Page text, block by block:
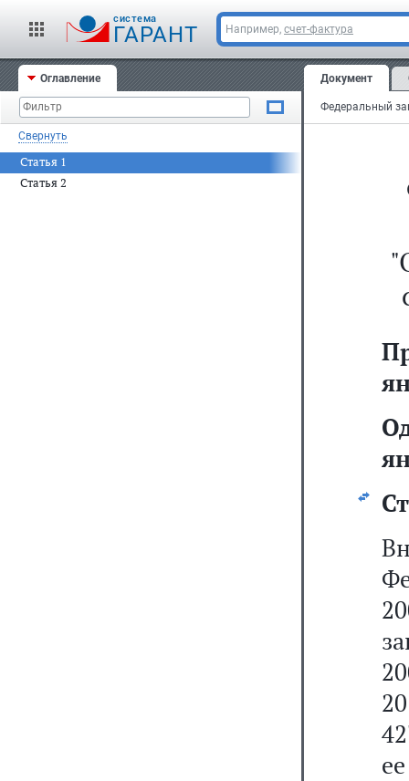
cистема
ГАРАНТ Например, счет-фактура
Оглавление
Свернуть
Статья 1
Статья 2
Документ